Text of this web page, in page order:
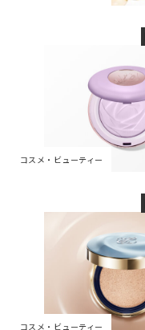
コスメ・ビューティー
コスメ・ビューティー